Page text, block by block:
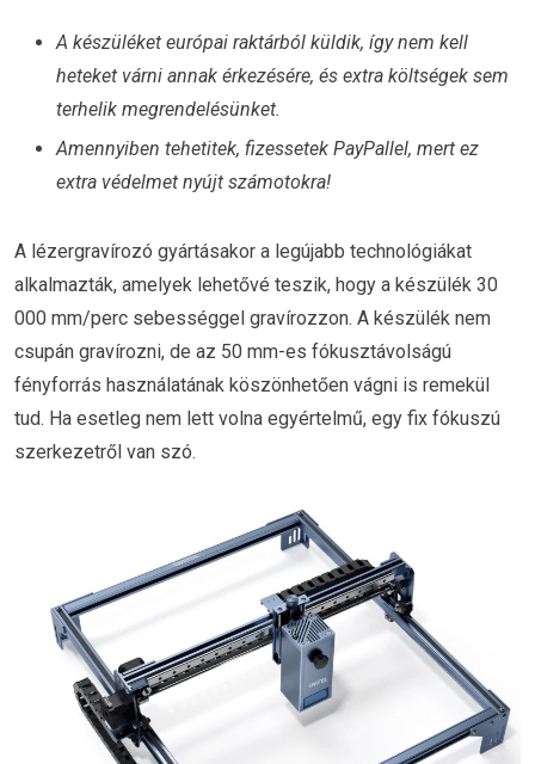
A készüléket európai raktárból küldik, így nem kell
heteket várni annak érkezésére, és extra költségek sem
terhelik megrendelésünket.
Amennyiben tehetitek, fizessetek PayPallel, mert ez
extra védelmet nyújt számotokra!
A lézergravírozó gyártásakor a legújabb technológiákat
alkalmazták, amelyek lehetővé teszik, hogy a készülék 30
000 mm/perc sebességgel gravírozzon. A készülék nem
csupán gravírozni, de az 50 mm-es fókusztávolságú
fényforrás használatának köszönhetően vágni is remekül
tud. Ha esetleg nem lett volna egyértelmű, egy fix fókuszú
szerkezetről van szó.